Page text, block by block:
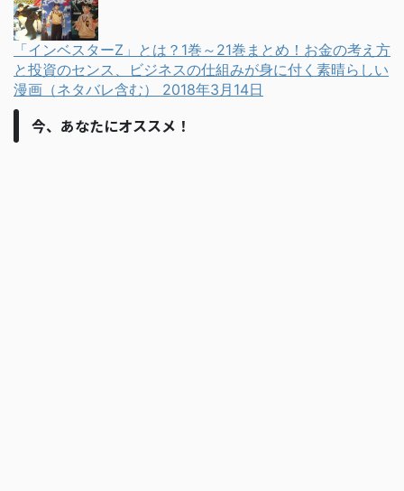
「インベスターZ」とは？1巻～21巻まとめ！お金の考え方
と投資のセンス、ビジネスの仕組みが身に付く素晴らしい
漫画（ネタバレ含む） 2018年3月14日
今、あなたにオススメ！